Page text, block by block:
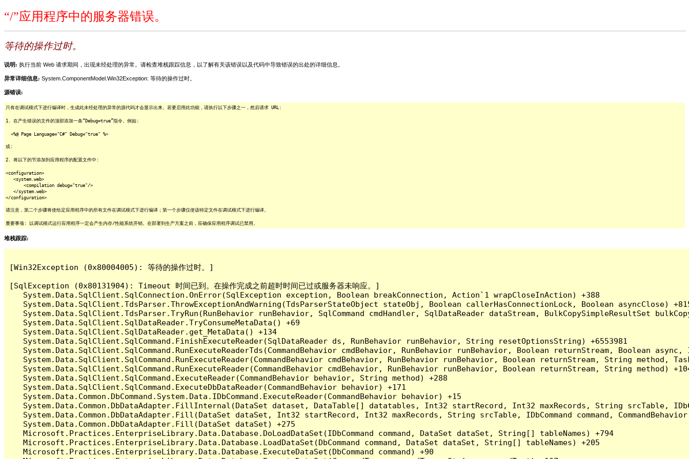
“/”应用程序中的服务器错误。
等待的操作过时。
说明: 执行当前 Web 请求期间，出现未经处理的异常。请检查堆栈跟踪信息，以了解有关该错误以及代码中导致错误的出处的详细信息。
异常详细信息: System.ComponentModel.Win32Exception: 等待的操作过时。
源错误:
只有在调试模式下进行编译时，生成此未经处理的异常的源代码才会显示出来。若要启用此功能，请执行以下步骤之一，然后请求 URL:
1. 在产生错误的文件的顶部添加一条“Debug=true”指令。例如:
<%@ Page Language="C#" Debug="true" %>
或:
2. 将以下的节添加到应用程序的配置文件中:
<configuration>
<system.web>
<compilation debug="true"/>
</system.web>
</configuration>
请注意，第二个步骤将使给定应用程序中的所有文件在调试模式下进行编译；第一个步骤仅使该特定文件在调试模式下进行编译。
重要事项: 以调试模式运行应用程序一定会产生内存/性能系统开销。在部署到生产方案之前，应确保应用程序调试已禁用。
堆栈跟踪:
[Win32Exception (0x80004005): 等待的操作过时。]
[SqlException (0x80131904): Timeout 时间已到。在操作完成之前超时时间已过或服务器未响应。]
   System.Data.SqlClient.SqlConnection.OnError(SqlException exception, Boolean breakConnection, Action`1 wrapCloseInAction) +388
System.Data.SqlClient.TdsParser.ThrowExceptionAndWarning(TdsParserStateObject stateObj, Boolean callerHasConnectionLock, Boolean asyncClose)
System.Data.SqlClient.TdsParser.TryRun(RunBehavior runBehavior, SqlCommand cmdHandler, SqlDataReader dataStream, BulkCopySimpleResultSet
   System.Data.SqlClient.SqlDataReader.TryConsumeMetaData() +69
   System.Data.SqlClient.SqlDataReader.get_MetaData() +134
   System.Data.SqlClient.SqlCommand.FinishExecuteReader(SqlDataReader ds, RunBehavior runBehavior, String resetOptionsString) +6553981
System.Data.SqlClient.SqlCommand.RunExecuteReaderTds(CommandBehavior cmdBehavior, RunBehavior runBehavior, Boolean returnStream, Boolean
System.Data.SqlClient.SqlCommand.RunExecuteReader(CommandBehavior cmdBehavior, RunBehavior runBehavior, Boolean returnStream, String method,
System.Data.SqlClient.SqlCommand.RunExecuteReader(CommandBehavior cmdBehavior, RunBehavior runBehavior, Boolean returnStream, String method)
   System.Data.SqlClient.SqlCommand.ExecuteReader(CommandBehavior behavior, String method) +288
   System.Data.SqlClient.SqlCommand.ExecuteDbDataReader(CommandBehavior behavior) +171
   System.Data.Common.DbCommand.System.Data.IDbCommand.ExecuteReader(CommandBehavior behavior) +15
System.Data.Common.DbDataAdapter.FillInternal(DataSet dataset, DataTable[] datatables, Int32 startRecord, Int32 maxRecords, String srcTable,
System.Data.Common.DbDataAdapter.Fill(DataSet dataSet, Int32 startRecord, Int32 maxRecords, String srcTable, IDbCommand command,
   System.Data.Common.DbDataAdapter.Fill(DataSet dataSet) +275
   Microsoft.Practices.EnterpriseLibrary.Data.Database.DoLoadDataSet(IDbCommand command, DataSet dataSet, String[] tableNames) +794
   Microsoft.Practices.EnterpriseLibrary.Data.Database.LoadDataSet(DbCommand command, DataSet dataSet, String[] tableNames) +205
   Microsoft.Practices.EnterpriseLibrary.Data.Database.ExecuteDataSet(DbCommand command) +90